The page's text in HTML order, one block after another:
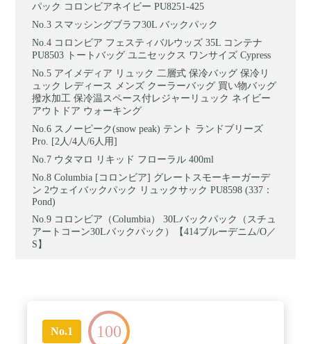
パック コロンビアネイビー PU8251-425
スマッシングブラフ30L バックパック
コロンビア フェスティバルウッズ 35L コンテナ
PU8503 トートバッグ ユニセックス ワンサイズ Cypress
アイメディア リュック 二層式 保冷バッグ 保冷リ
ュック レディース メンズ クーラーバッグ 買い物バッグ
撥水加工 保冷温スペース付レジャーリュック ネイビー
アウトドア ウォーキング
スノーピーク(snow peak) テント ランドブリーズ
Pro. [2人/4人/6人用]
ウタマロ リキッド フローラル 400ml
Columbia [コロンビア] グレートスモーキーガーデ
ン 2ウェイバックパック リュックサック PU8598 (337：
Pond)
コロンビア（Columbia） 30Lバックパック（スチュ
アートコーン30Lバックパック）【414ブルーデニム/O／
S】
No.1 100